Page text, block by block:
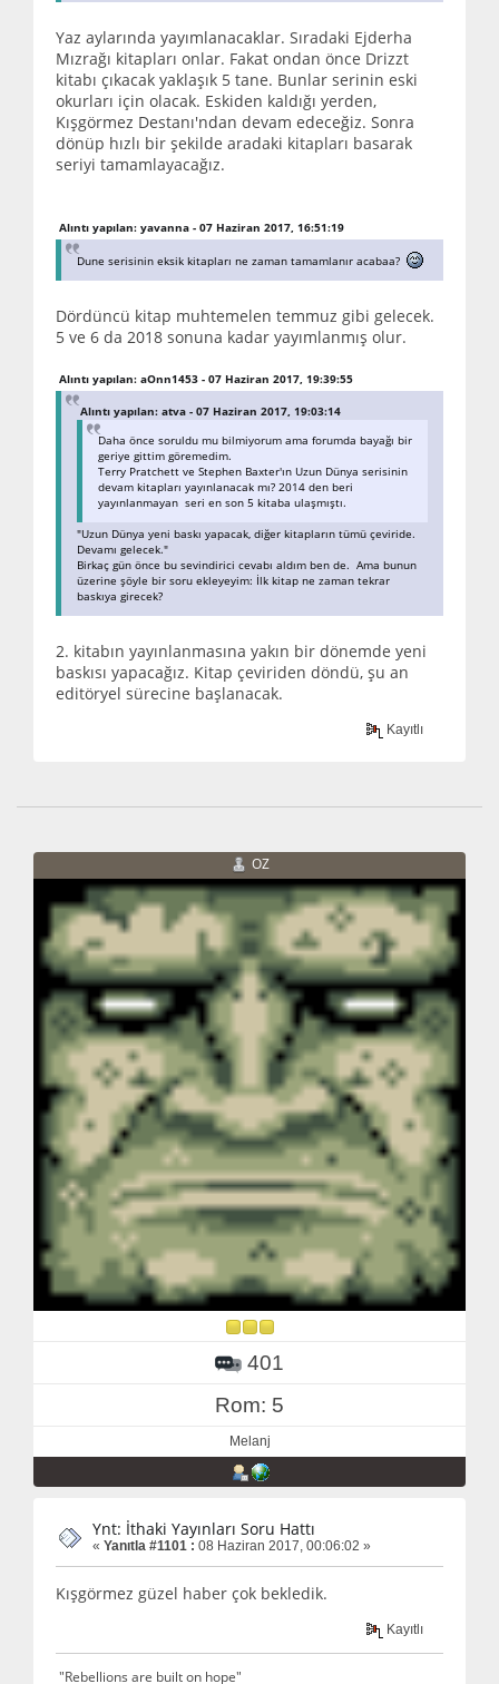
Yaz aylarında yayımlanacaklar. Sıradaki Ejderha
Mızrağı kitapları onlar. Fakat ondan önce Drizzt
kitabı çıkacak yaklaşık 5 tane. Bunlar serinin eski
okurları için olacak. Eskiden kaldığı yerden,
Kışgörmez Destanı'ndan devam edeceğiz. Sonra
dönüp hızlı bir şekilde aradaki kitapları basarak
seriyi tamamlayacağız.
Alıntı yapılan: yavanna - 07 Haziran 2017, 16:51:19
Dune serisinin eksik kitapları ne zaman tamamlanır acabaa?
Dördüncü kitap muhtemelen temmuz gibi gelecek.
5 ve 6 da 2018 sonuna kadar yayımlanmış olur.
Alıntı yapılan: aOnn1453 - 07 Haziran 2017, 19:39:55
Alıntı yapılan: atva - 07 Haziran 2017, 19:03:14
Daha önce soruldu mu bilmiyorum ama forumda bayağı bir
geriye gittim göremedim.
Terry Pratchett ve Stephen Baxter'ın Uzun Dünya serisinin
devam kitapları yayınlanacak mı? 2014 den beri
yayınlanmayan seri en son 5 kitaba ulaşmıştı.
"Uzun Dünya yeni baskı yapacak, diğer kitapların tümü çeviride.
Devamı gelecek."
Birkaç gün önce bu sevindirici cevabı aldım ben de. Ama bunun
üzerine şöyle bir soru ekleyeyim: İlk kitap ne zaman tekrar
baskıya girecek?
2. kitabın yayınlanmasına yakın bir dönemde yeni
baskısı yapacağız. Kitap çeviriden döndü, şu an
editöryel sürecine başlanacak.
Kayıtlı
OZ
401
Rom: 5
Melanj
Ynt: İthaki Yayınları Soru Hattı
« Yanıtla #1101 : 08 Haziran 2017, 00:06:02 »
Kışgörmez güzel haber çok bekledik.
Kayıtlı
"Rebellions are built on hope"